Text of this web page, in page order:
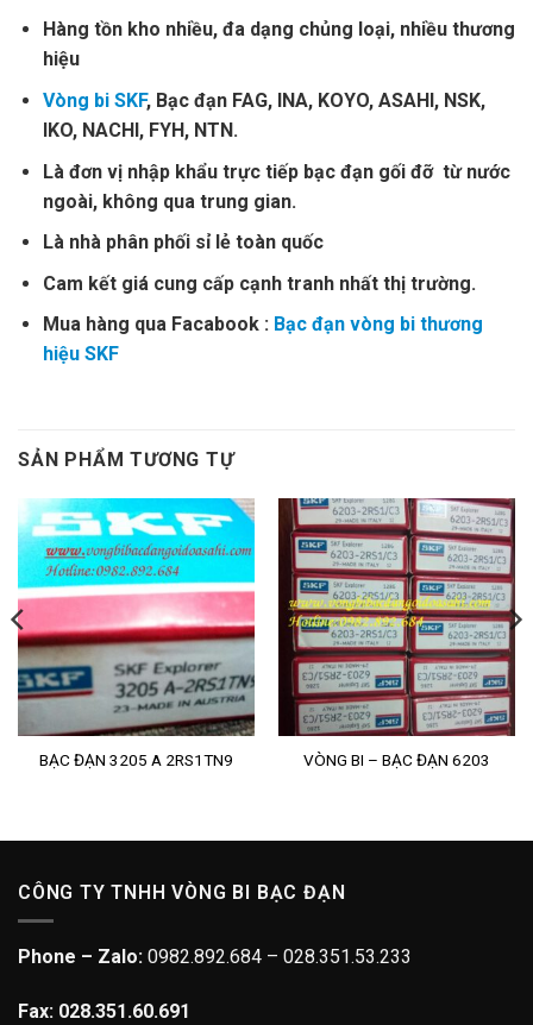
Hàng tồn kho nhiều, đa dạng chủng loại, nhiều thương
hiệu
Vòng bi SKF, Bạc đạn FAG, INA, KOYO, ASAHI, NSK,
IKO, NACHI, FYH, NTN.
Là đơn vị nhập khẩu trực tiếp bạc đạn gối đỡ từ nước
ngoài, không qua trung gian.
Là nhà phân phối sỉ lẻ toàn quốc
Cam kết giá cung cấp cạnh tranh nhất thị trường.
Mua hàng qua Facabook : Bạc đạn vòng bi thương
hiệu SKF
SẢN PHẨM TƯƠNG TỰ
BẠC ĐẠN 3205 A 2RS1TN9 VÒNG BI – BẠC ĐẠN 6203
CÔNG TY TNHH VÒNG BI BẠC ĐẠN
Phone – Zalo: 0982.892.684 – 028.351.53.233
Fax: 028.351.60.691